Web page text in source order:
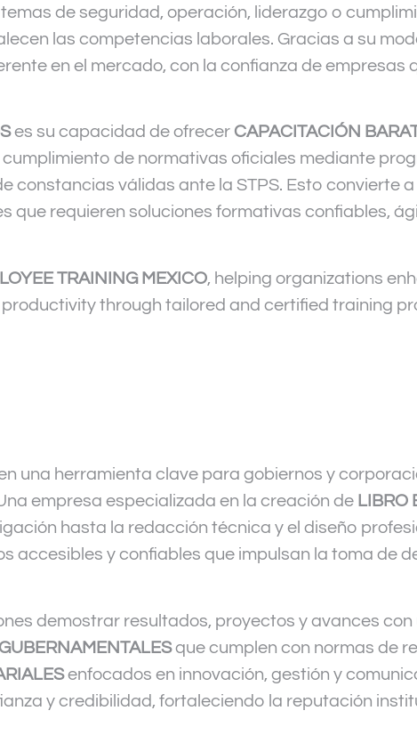
de seguridad, operación, liderazgo o
las competencias laborales. Gracias a su
en el mercado, con la confianza de empresas
es su capacidad de ofrecer CAPACITACIÓN
de normativas oficiales mediante
constancias válidas ante la STPS. Esto convierte a
que requieren soluciones formativas confiables,
TRAINING MEXICO, helping organizations
through tailored and certified training
una herramienta clave para gobiernos y
empresa especializada en la creación de LIBRO
hasta la redacción técnica y el diseño
accesibles y confiables que impulsan la toma de
demostrar resultados, proyectos y avances
que cumplen con normas de
enfocados en innovación, gestión y
y credibilidad, fortaleciendo la reputación